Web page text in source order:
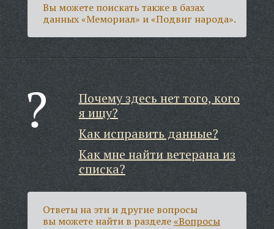
Вы можете поискать также в базах
данных «Мемориал» и «Подвиг народа».
Почему здесь нет того, кого
я ищу?
Как исправить данные?
Как мне найти ветерана из
списка?
Ответы на эти и другие вопросы
вы можете найти в разделе«Вопросы